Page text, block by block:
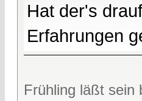
Hat der's
Erfahrungen
Frühling läßt sein